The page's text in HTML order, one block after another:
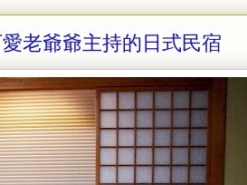
老爺爺主持的日式民宿